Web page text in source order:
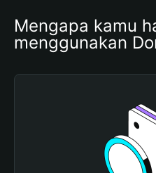
Mengapa kamu
menggunakan